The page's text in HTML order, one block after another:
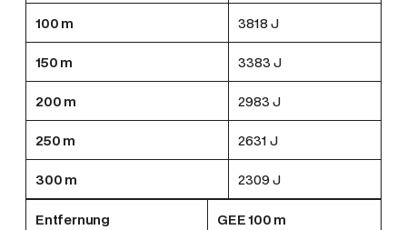
100 m 3818 J
150 m 3383 J
200 m 2983 J
250 m 2631 J
300 m 2309 J
Entfernung GEE 100 m